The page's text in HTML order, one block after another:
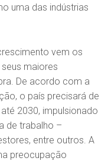
uma das indústrias
vem os
maiores
De acordo com a
o país precisará de
2030, impulsionado
de trabalho –
entre outros. A
preocupação